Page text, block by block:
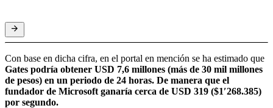
Con base en dicha cifra, en el portal en mención se ha estimado que
Gates podría obtener USD 7,6 millones (más de 30 mil millones
de pesos) en un periodo de 24 horas. De manera que el
fundador de Microsoft ganaría cerca de USD 319 ($1′268.385)
por segundo.